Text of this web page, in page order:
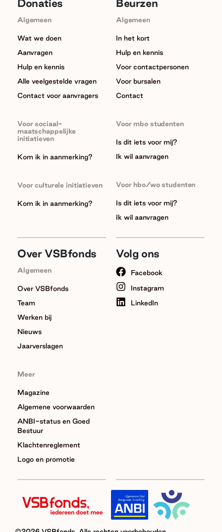
Donaties
Algemeen
Wat we doen
Aanvragen
Hulp en kennis
Alle veelgestelde vragen
Contact voor aanvragers
Voor sociaal-
maatschappelijke
initiatieven
Kom ik in aanmerking?
Voor culturele initiatieven
Kom ik in aanmerking?
Beurzen
Algemeen
In het kort
Hulp en kennis
Voor contactpersonen
Voor bursalen
Contact
Voor mbo studenten
Is dit iets voor mij?
Ik wil aanvragen
Voor hbo/wo studenten
Is dit iets voor mij?
Ik wil aanvragen
Over VSBfonds
Algemeen
Over VSBfonds
Team
Werken bij
Nieuws
Jaarverslagen
Meer
Magazine
Algemene voorwaarden
ANBI-status en Goed
Bestuur
Klachtenreglement
Logo en promotie
Volg ons
Facebook
Instagram
LinkedIn